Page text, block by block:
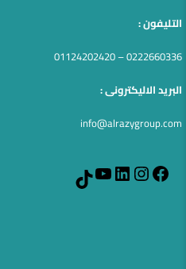
التليفون :
0222660336 – 01124202420
البريد الاليكترونى :
info@alrazygroup.com
Facebook
Instagram
LinkedIn
YouTube